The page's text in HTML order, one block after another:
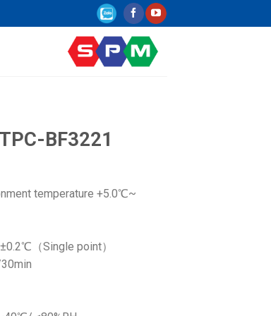
BF3221
temperature +5.0℃~
（Single point）